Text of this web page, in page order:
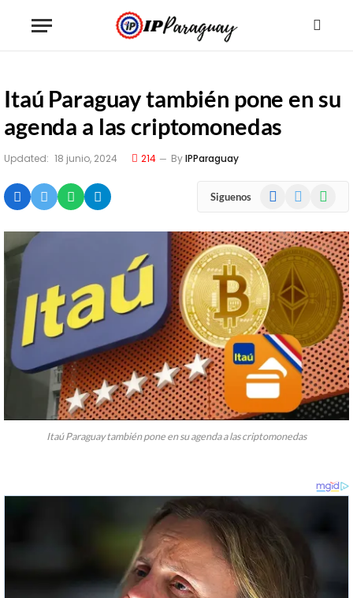
Itaú Paraguay también pone en su
agenda a las criptomonedas
Updated: 18 junio, 2024 214 ByIPParaguay
Siguenos Facebook
Itaú Paraguay también pone en su agenda a las criptomonedas